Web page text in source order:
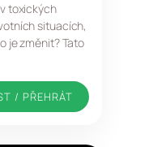
toxických
situacích,
je změnit? Tato
/ PŘEHRÁT